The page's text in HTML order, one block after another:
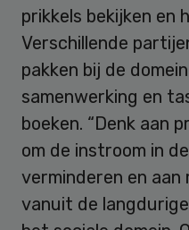
prikkels bekijken en
Verschillende
pakken bij de
samenwerking en
boeken. “Denk aan
om de instroom in
verminderen en aan
vanuit de